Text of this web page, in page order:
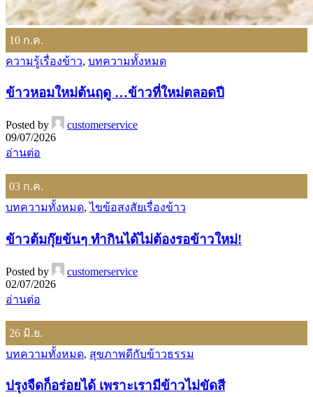
10 ก.ค.
ความรู้เรื่องข้าว, บทความทั้งหมด
ข้าวหอมใหม่ต้นฤดู …ข้าวที่ใหม่ตลอดปี
Posted by
customerservice
09/07/2026
อ่านต่อ
03 ก.ค.
บทความทั้งหมด,ไขข้อสงสัยเรื่องข้าว
ข้าวต้มกุ๊ยข้นๆ ทำกินได้ไม่ต้องรอข้าวใหม่!
Posted by
customerservice
02/07/2026
อ่านต่อ
26 มิ.ย.
บทความทั้งหมด, สุขภาพดีกับข้าวธรรม
ปรุงจืดก็อร่อยได้ เพราะเรามีข้าวไม่ขัดสี